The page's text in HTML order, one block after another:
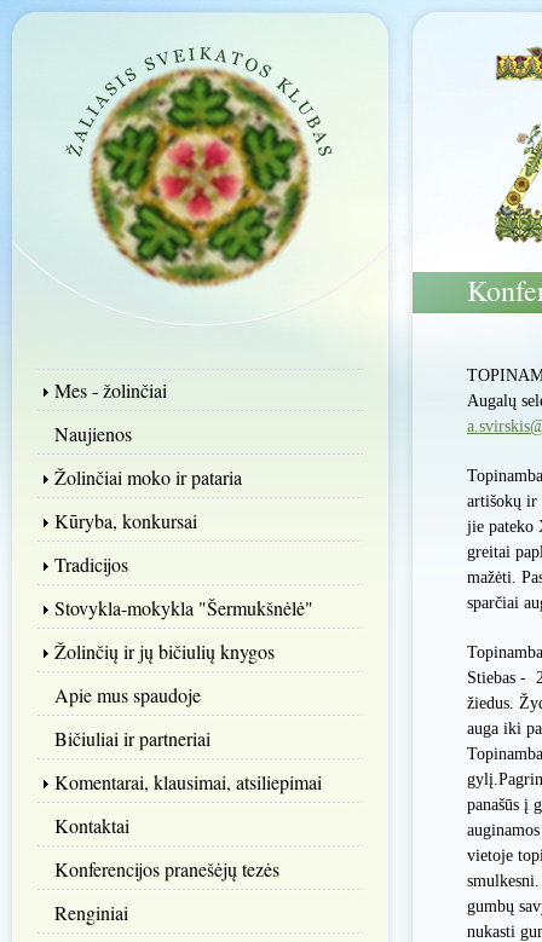
Mes - žolinčiai
Naujienos
Žolinčiai moko ir pataria
Kūryba, konkursai
Tradicijos
Stovykla-mokykla "Šermukšnėlė"
Žolinčių ir jų bičiulių knygos
Apie mus spaudoje
Bičiuliai ir partneriai
Komentarai, klausimai, atsiliepimai
Kontaktai
Konferencijos pranešėjų tezės
Renginiai
Augalų
artišokų ir
jie pateko
greitai
mažėti.
sparčiai
Stiebas -
žiedus.
auga iki
panašūs į
vietoje
gumbų
nukasti